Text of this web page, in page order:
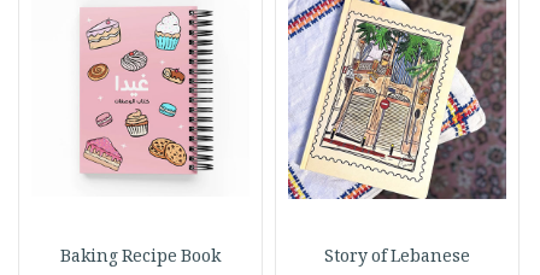
Story of Lebanese
Baking Recipe Book